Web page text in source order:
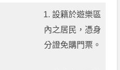
1. 設籍於遊樂區
內之居民，憑身
分證免購門票。